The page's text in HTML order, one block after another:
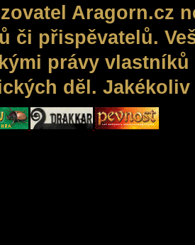
Aragorn.cz
či přispěvatelů.
právy
děl.